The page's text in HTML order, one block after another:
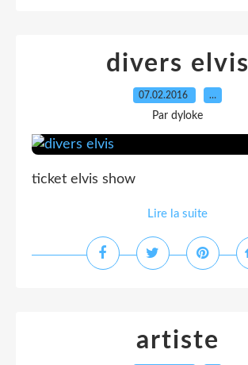
divers elvis
07.02.2016 …
Par dyloke
ticket elvis show
Lire la suite
artiste